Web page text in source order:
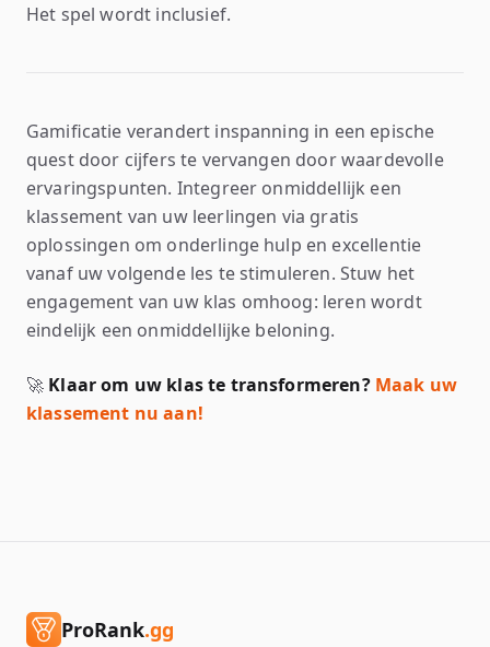
Het spel wordt inclusief.
Gamificatie verandert inspanning in een epische
quest door cijfers te vervangen door waardevolle
ervaringspunten. Integreer onmiddellijk een
klassement van uw leerlingen via gratis
oplossingen om onderlinge hulp en excellentie
vanaf uw volgende les te stimuleren. Stuw het
engagement van uw klas omhoog: leren wordt
eindelijk een onmiddellijke beloning.
🚀 Klaar om uw klas te transformeren? Maak uw
klassement nu aan!
ProRank.gg